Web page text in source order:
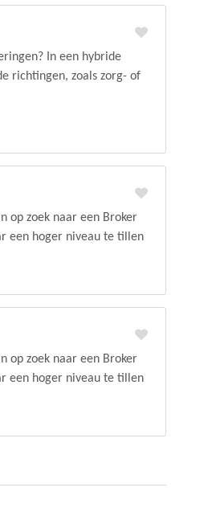
In een hybride
richtingen, zoals zorg- of
op zoek naar een Broker
een hoger niveau te tillen
op zoek naar een Broker
een hoger niveau te tillen